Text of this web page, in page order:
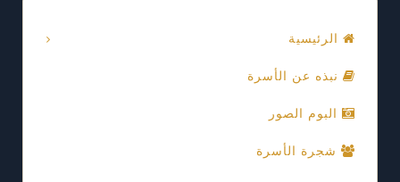
الرئيسية
نبذه عن الأسرة
البوم الصور
شجرة الأسرة